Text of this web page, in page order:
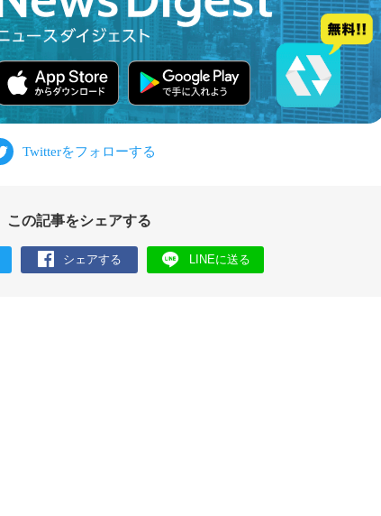
この記事をシェアする
シェアする LINEに送る